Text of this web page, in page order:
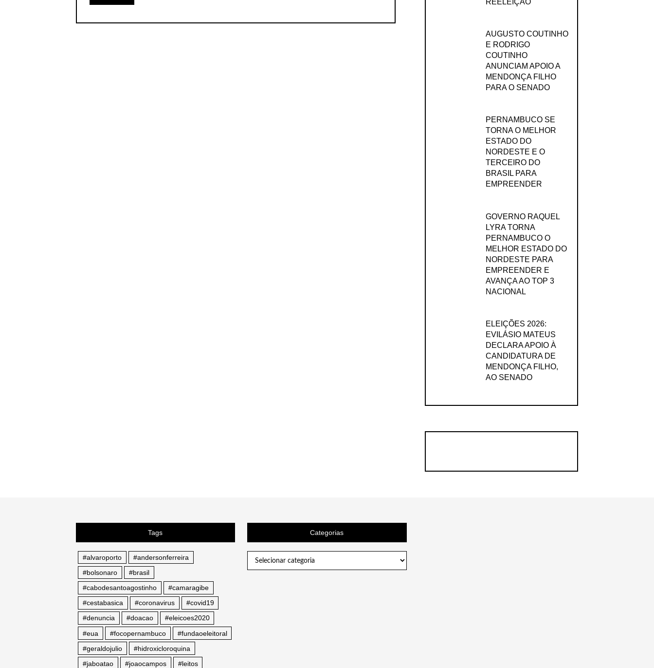
AUGUSTO COUTINHO
E RODRIGO
COUTINHO
ANUNCIAM APOIO A
MENDONÇA FILHO
PARA O SENADO
PERNAMBUCO SE
TORNA O MELHOR
ESTADO DO
NORDESTE E O
TERCEIRO DO
BRASIL PARA
EMPREENDER
GOVERNO RAQUEL
LYRA TORNA
PERNAMBUCO O
MELHOR ESTADO DO
NORDESTE PARA
EMPREENDER E
AVANÇA AO TOP 3
NACIONAL
ELEIÇÕES 2026:
EVILÁSIO MATEUS
DECLARA APOIO À
CANDIDATURA DE
MENDONÇA FILHO,
AO SENADO
Tags
#alvaroporto
#andersonferreira
#bolsonaro
#brasil
#cabodesantoagostinho
#camaragibe
#cestabasica
#coronavirus
#covid19
#denuncia
#doacao
#eleicoes2020
#eua
#focopernambuco
#fundaoeleitoral
#geraldojulio
#hidroxicloroquina
#jaboatao
#joaocampos #leitos
Categorias
Categorias